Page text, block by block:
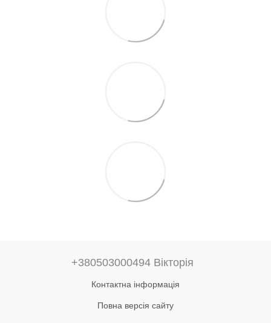
+380503000494 Вікторія
Контактна інформація
Повна версія сайту